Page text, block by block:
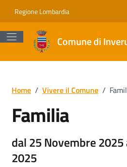
Regione Lombardia
Comune di
Home / Vivere il Comune /
Familia
dal 25 Novembre
2025